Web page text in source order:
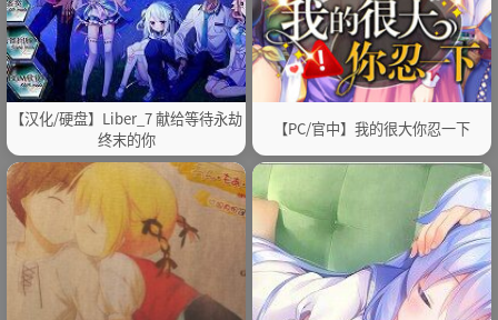
【汉化/硬盘】Liber_7 献给等待永劫
终末的你
【PC/官中】我的很大你忍一下